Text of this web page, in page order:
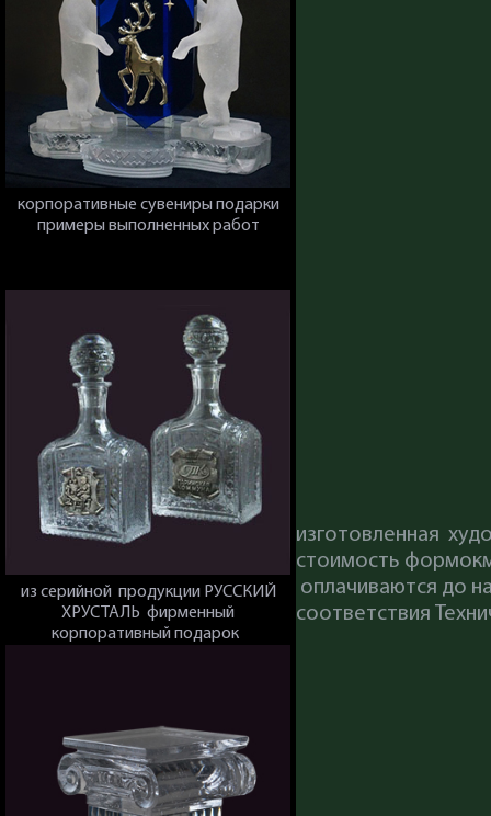
корпоративные сувениры подарки
примеры выполненных работ
из серийной продукции РУССКИЙ
ХРУСТАЛЬ фирменный
корпоративный подарок
изготовленная
стоимость
оплачиваются до
соответствия